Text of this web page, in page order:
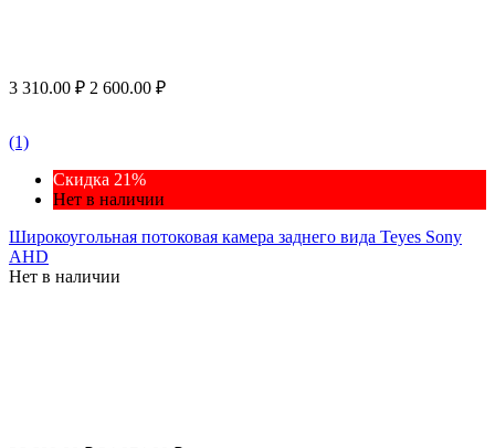
3 310.00 ₽ 2 600.00 ₽
(1)
Скидка 21%
Нет в наличии
Широкоугольная потоковая камера заднего вида Teyes Sony
AHD
Нет в наличии